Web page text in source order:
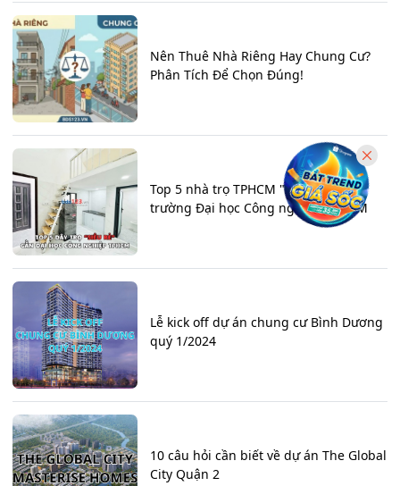
Nên Thuê Nhà Riêng Hay Chung Cư?
Phân Tích Để Chọn Đúng!
Top 5 nhà trọ TPHCM "siêu rẻ" gần
trường Đại học Công nghiệp TPHCM
Lễ kick off dự án chung cư Bình Dương
quý 1/2024
10 câu hỏi cần biết về dự án The Global
City Quận 2